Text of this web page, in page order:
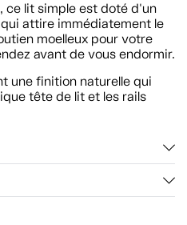
ce lit simple est doté d'un
attire immédiatement le
moelleux pour votre
avant de vous endormir.
une finition naturelle qui
tête de lit et les rails